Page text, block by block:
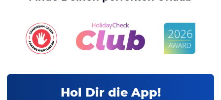
Hol Dir die App!